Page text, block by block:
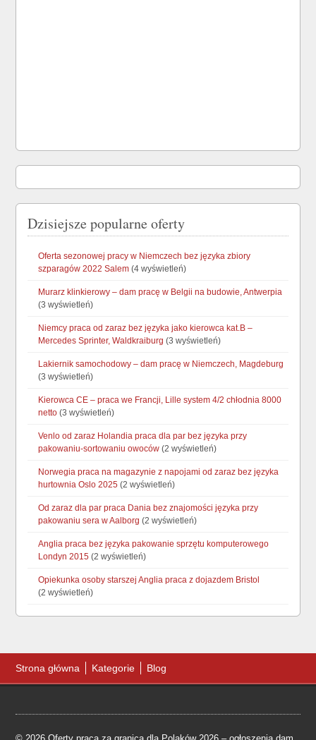
Dzisiejsze popularne oferty
Oferta sezonowej pracy w Niemczech bez języka zbiory
szparagów 2022 Salem (4 wyświetleń)
Murarz klinkierowy – dam pracę w Belgii na budowie, Antwerpia
(3 wyświetleń)
Niemcy praca od zaraz bez języka jako kierowca kat.B –
Mercedes Sprinter, Waldkraiburg (3 wyświetleń)
Lakiernik samochodowy – dam pracę w Niemczech, Magdeburg
(3 wyświetleń)
Kierowca CE – praca we Francji, Lille system 4/2 chłodnia 8000
netto (3 wyświetleń)
Venlo od zaraz Holandia praca dla par bez języka przy
pakowaniu-sortowaniu owoców (2 wyświetleń)
Norwegia praca na magazynie z napojami od zaraz bez języka
hurtownia Oslo 2025 (2 wyświetleń)
Od zaraz dla par praca Dania bez znajomości języka przy
pakowaniu sera w Aalborg (2 wyświetleń)
Anglia praca bez języka pakowanie sprzętu komputerowego
Londyn 2015 (2 wyświetleń)
Opiekunka osoby starszej Anglia praca z dojazdem Bristol
(2 wyświetleń)
Strona główna Kategorie Blog